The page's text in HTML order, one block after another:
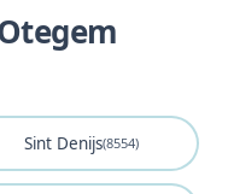
Sint Denijs(8554)